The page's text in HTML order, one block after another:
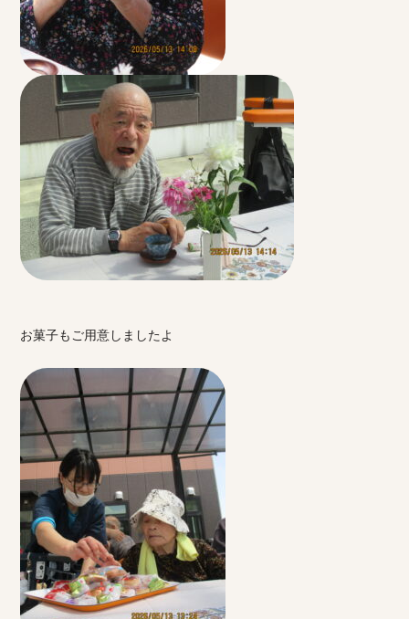
お菓子もご用意しましたよ